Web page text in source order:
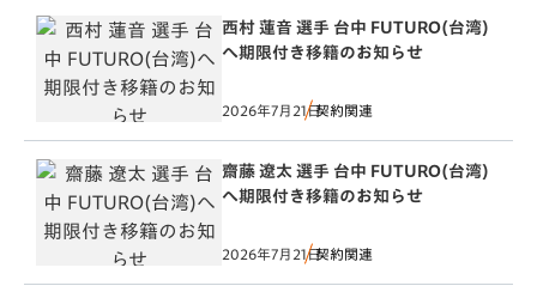
西村 蓮音 選手 台中 FUTURO(台湾)
へ期限付き移籍のお知らせ
2026年7月21日契約関連
齋藤 遼太 選手 台中 FUTURO(台湾)
へ期限付き移籍のお知らせ
2026年7月21日契約関連